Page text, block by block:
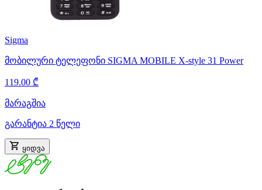
Sigma
მობილური ტელეფონი SIGMA MOBILE X-style 31 Power
119.00 ₾
მარაგშია
გარანტია 2 წელი
ყიდვა